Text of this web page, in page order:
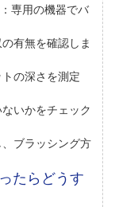
専用の機器でバ
有無を確認しま
の深さを測定
いかをチェック
ブラッシング方
たらどうす